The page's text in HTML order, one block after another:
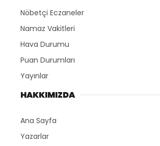
Nöbetçi Eczaneler
Namaz Vakitleri
Hava Durumu
Puan Durumları
Yayınlar
HAKKIMIZDA
Ana Sayfa
Yazarlar